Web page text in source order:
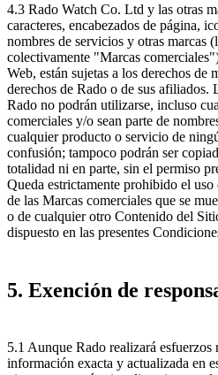
4.3 Rado Watch Co. Ltd y las otras
caracteres, encabezados de página,
nombres de servicios y otras marcas
colectivamente "Marcas
Web, están sujetas a los derechos de
derechos de Rado o de sus afiliados.
Rado no podrán utilizarse, incluso
comerciales y/o sean parte de
cualquier producto o servicio de
confusión; tampoco podrán ser
totalidad ni en parte, sin el permiso
Queda estrictamente prohibido el
de las Marcas comerciales que se
o de cualquier otro Contenido del
dispuesto en las presentes
5. Exención de
5.1 Aunque Rado realizará esfuerzos
información exacta y actualizada en